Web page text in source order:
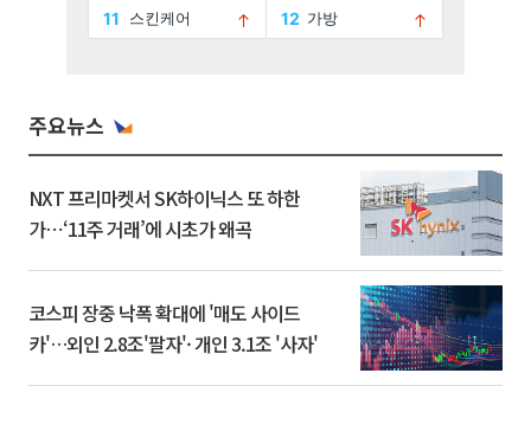
주요뉴스
NXT 프리마켓서 SK하이닉스 또 하한
가⋯‘11주 거래’에 시초가 왜곡
코스피 장중 낙폭 확대에 '매도 사이드
카'…외인 2.8조'팔자'· 개인 3.1조 '사자'